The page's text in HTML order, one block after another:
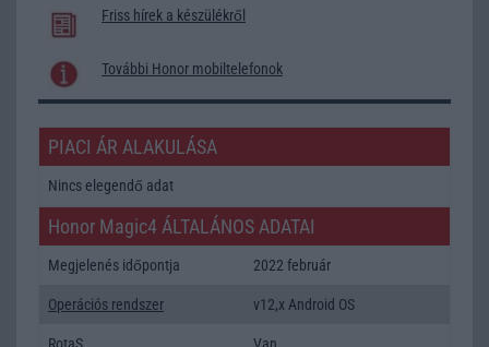
Friss hírek a készülékről
További Honor mobiltelefonok
PIACI ÁR ALAKULÁSA
Nincs elegendő adat
Honor Magic4 ÁLTALÁNOS ADATAI
Megjelenés időpontja 2022 február
Operációs rendszer v12,x Android OS
RotaS Van